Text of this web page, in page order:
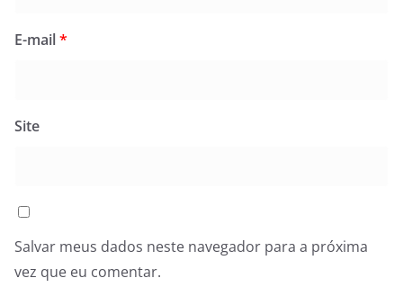
E-mail*
Site
Salvar meus dados neste navegador para a próxima
vez que eu comentar.